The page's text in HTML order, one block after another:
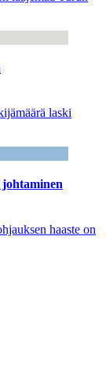
laski
haaste on